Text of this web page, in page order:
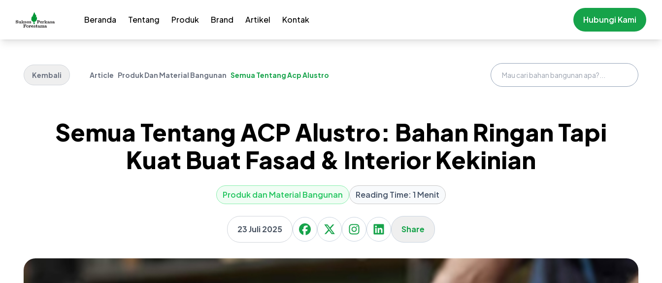
Beranda Tentang Produk Brand Artikel Kontak Hubungi Kami
Kembali Article Produk Dan Material Bangunan Semua Tentang Acp Alustro
Semua Tentang ACP Alustro: Bahan Ringan Tapi
Kuat Buat Fasad & Interior Kekinian
Produk dan Material Bangunan Reading Time: 1 Menit
23 Juli 2025 Share